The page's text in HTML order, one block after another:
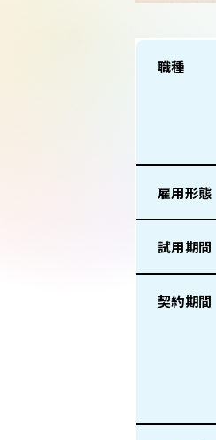
職種
雇用形態
試用期間
契約期間